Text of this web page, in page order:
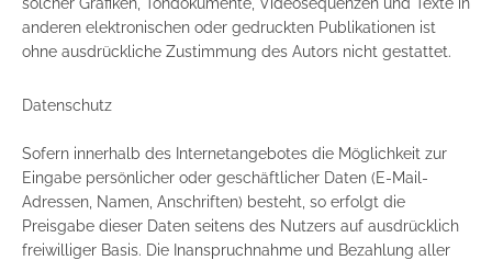
anderen elektronischen oder gedruckten Publikationen ist
ohne ausdrückliche Zustimmung des Autors nicht gestattet.
Datenschutz
Sofern innerhalb des Internetangebotes die Möglichkeit zur
Eingabe persönlicher oder geschäftlicher Daten (E-Mail-
Adressen, Namen, Anschriften) besteht, so erfolgt die
Preisgabe dieser Daten seitens des Nutzers auf ausdrücklich
freiwilliger Basis. Die Inanspruchnahme und Bezahlung aller